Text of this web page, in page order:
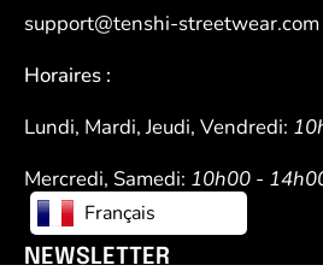
support@tenshi-streetwear.com
Horaires :
Lundi, Mardi, Jeudi, Vendredi:
Mercredi, Samedi: 10h00 -
NEWSLETTER
Français